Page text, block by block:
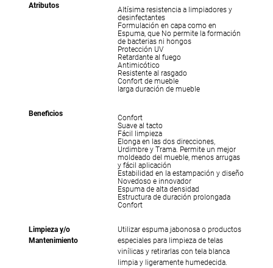
Atributos
Altísima resistencia a limpiadores y
desinfectantes
Formulación en capa como en
Espuma, que No permite la formación
de bacterias ni hongos
Protección UV
Retardante al fuego
Antimicótico
Resistente al rasgado
Confort de mueble
larga duración de mueble
Beneficios
Confort
Suave al tacto
Fácil limpieza
Elonga en las dos direcciones,
Urdimbre y Trama. Permite un mejor
moldeado del mueble, menos arrugas
y fácil aplicación
Estabilidad en la estampación y diseño
Novedoso e innovador
Espuma de alta densidad
Estructura de duración prolongada
Confort
Limpieza y/o
Mantenimiento
Utilizar espuma jabonosa o productos
especiales para limpieza de telas
vinílicas y retirarlas con tela blanca
limpia y ligeramente humedecida.